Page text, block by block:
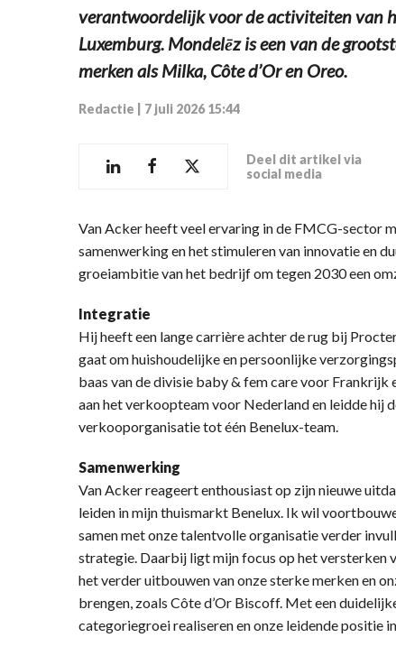
verantwoordelijk voor de activiteiten van
Luxemburg. Mondelēz is een van de
merken als Milka, Côte d’Or en Oreo.
Redactie 7 juli 2026 15:44
Deel dit artikel via
social media
Van Acker heeft veel ervaring in de FMCG-sector
samenwerking en het stimuleren van innovatie en
groeiambitie van het bedrijf om tegen 2030 een
Integratie
Hij heeft een lange carrière achter de rug bij
gaat om huishoudelijke en persoonlijke
baas van de divisie baby & fem care voor
aan het verkoopteam voor Nederland en leidde hij
verkooporganisatie tot één Benelux-team.
Samenwerking
Van Acker reageert enthousiast op zijn nieuwe
leiden in mijn thuismarkt Benelux. Ik wil
samen met onze talentvolle organisatie verder
strategie. Daarbij ligt mijn focus op het versterken
het verder uitbouwen van onze sterke merken en
brengen, zoals Côte d’Or Biscoff. Met een
categoriegroei realiseren en onze leidende positie